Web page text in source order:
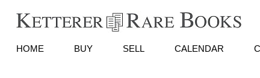
HOME BUY SELL CALENDAR